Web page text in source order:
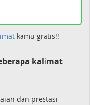
kamu gratis!!
kalimat
dan prestasi